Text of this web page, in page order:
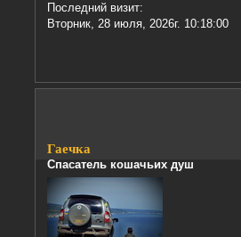
Последний визит:
Вторник, 28 июля, 2026г. 10:18:00
Гаечка
Спасатель кошачьих душ